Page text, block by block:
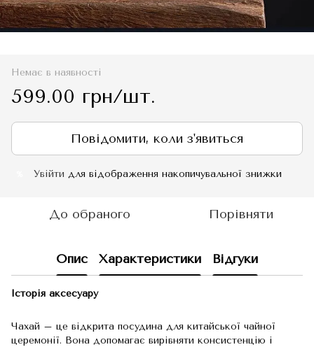
Немає в наявності
599.00 грн/шт.
Повідомити, коли з'явиться
Увійти для відображення накопичувальної знижки
До обраного Порівняти
Опис Характеристики Відгуки
Історія аксесуару
Чахай – це відкрита посудина для китайської чайної
церемонії. Вона допомагає вирівняти консистенцію і